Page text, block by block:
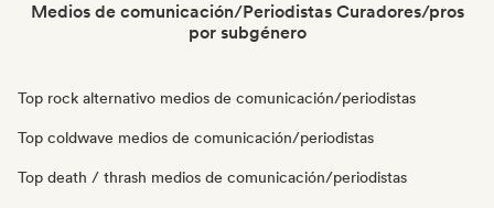
Medios de comunicación/Periodistas Curadores/pros
por subgénero
Top rock alternativo medios de comunicación/periodistas
Top coldwave medios de comunicación/periodistas
Top death / thrash medios de comunicación/periodistas